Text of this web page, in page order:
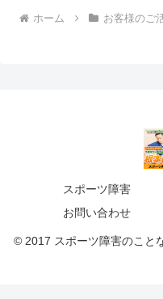
ホーム お客様のご
スポーツ障害
お問い合わせ
© 2017 スポーツ障害のこと